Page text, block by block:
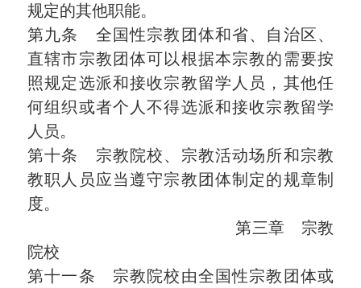
规定的其他职能。
第九条 全国性宗教团体和省、自治区、
直辖市宗教团体可以根据本宗教的需要按
照规定选派和接收宗教留学人员，其他任
何组织或者个人不得选派和接收宗教留学
人员。
第十条 宗教院校、宗教活动场所和宗教
教职人员应当遵守宗教团体制定的规章制
度。
第三章 宗教
院校
第十一条 宗教院校由全国性宗教团体或